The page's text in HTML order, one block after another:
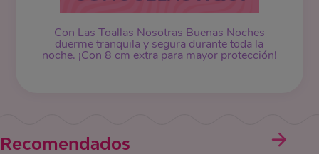
Con Las Toallas Nosotras Buenas Noches
duerme tranquila y segura durante toda la
noche. ¡Con 8 cm extra para mayor protección!
Recomendados